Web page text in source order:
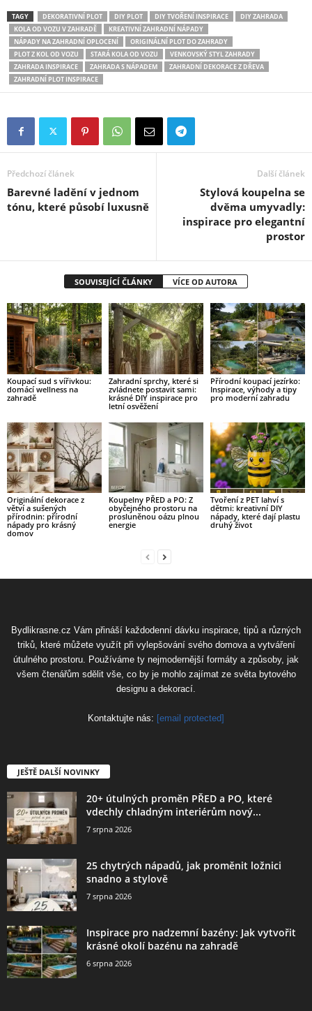
TAGY DEKORATIVNÍ PLOT DIY PLOT DIY TVOŘENÍ INSPIRACE
DIY ZAHRADA
KOLA OD VOZU V ZAHRADĚ
KREATIVNÍ ZAHRADNÍ NÁPADY
NÁPADY NA ZAHRADNÍ OPLOCENÍ
ORIGINÁLNÍ PLOT DO ZAHRADY
PLOT Z KOL OD VOZU
STARÁ KOLA OD VOZU
VENKOVSKÝ STYL ZAHRADY
ZAHRADA INSPIRACE
ZAHRADA S NÁPADEM
ZAHRADNÍ DEKORACE Z DŘEVA
ZAHRADNÍ PLOT INSPIRACE
Předchozí článek
Barevné ladění v jednom
tónu, které působí luxusně
Další článek
Stylová koupelna se
dvěma umyvadly:
inspirace pro elegantní
prostor
SOUVISEJÍCÍ ČLÁNKY VÍCE OD AUTORA
Koupací sud s vířivkou:
domácí wellness na
zahradě
Zahradní sprchy, které si
zvládnete postavit sami:
krásné DIY inspirace pro
letní osvěžení
Přírodní koupací jezírko:
Inspirace, výhody a tipy
pro moderní zahradu
Originální dekorace z
větví a sušených
přírodnin: přírodní
nápady pro krásný
domov
Koupelny PŘED a PO: Z
obyčejného prostoru na
prosluněnou oázu plnou
energie
Tvoření z PET lahví s
dětmi: kreativní DIY
nápady, které dají plastu
druhý život
Bydlikrasne.cz Vám přináší každodenní dávku inspirace, tipů a různých
triků, které můžete využít při vylepšování svého domova a vytváření
útulného prostoru. Používáme ty nejmodernější formáty a způsoby, jak
všem čtenářům sdělit vše, co by je mohlo zajímat ze světa bytového
designu a dekorací.
Kontaktujte nás: [email protected]
JEŠTĚ DALŠÍ NOVINKY
20+ útulných proměn PŘED a PO, které
vdechly chladným interiérům nový...
7 srpna 2026
25 chytrých nápadů, jak proměnit ložnici
snadno a stylově
7 srpna 2026
Inspirace pro nadzemní bazény: Jak vytvořit
krásné okolí bazénu na zahradě
6 srpna 2026